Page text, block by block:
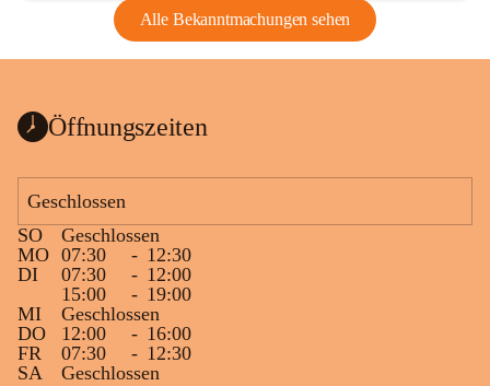
Alle Bekanntmachungen sehen
Öffnungszeiten
Geschlossen
SO
Geschlossen
MO 07:30 - 12:30
DI
07:30 - 12:00
15:00
- 19:00
MI
Geschlossen
DO
12:00 - 16:00
FR
07:30 - 12:30
SA
Geschlossen